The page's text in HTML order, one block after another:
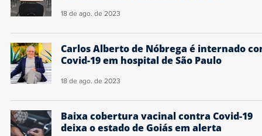
18 de ago. de 2023
Carlos Alberto de Nóbrega é internado
Covid-19 em hospital de São Paulo
18 de ago. de 2023
Baixa cobertura vacinal contra Covid-19
deixa o estado de Goiás em alerta